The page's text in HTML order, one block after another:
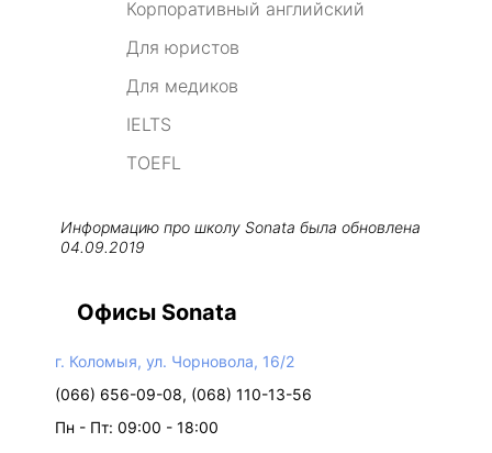
Корпоративный английский
Для юристов
Для медиков
IELTS
TOEFL
Информацию про школу Sonata была обновлена
04.09.2019
Офисы Sonata
г. Коломыя, ул. Чорновола, 16/2
(066) 656-09-08, (068) 110-13-56
Пн - Пт: 09:00 - 18:00